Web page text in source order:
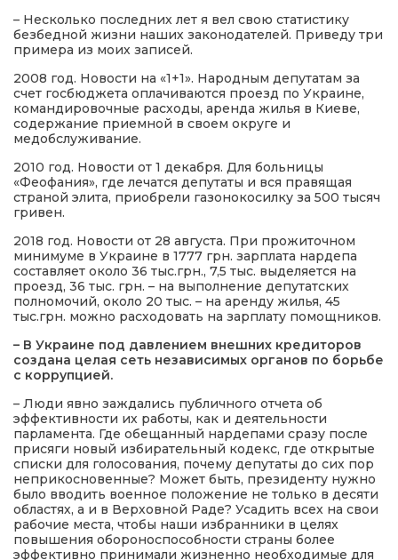
– Несколько последних лет я вел свою статистику
безбедной жизни наших законодателей. Приведу три
примера из моих записей.
2008 год. Новости на «1+1». Народным депутатам за
счет госбюджета оплачиваются проезд по Украине,
командировочные расходы, аренда жилья в Киеве,
содержание приемной в своем округе и
медобслуживание.
2010 год. Новости от 1 декабря. Для больницы
«Феофания», где лечатся депутаты и вся правящая
страной элита, приобрели газонокосилку за 500 тысяч
гривен.
2018 год. Новости от 28 августа. При прожиточном
минимуме в Украине в 1777 грн. зарплата нардепа
составляет около 36 тыс.грн., 7,5 тыс. выделяется на
проезд, 36 тыс. грн. – на выполнение депутатских
полномочий, около 20 тыс. – на аренду жилья, 45
тыс.грн. можно расходовать на зарплату помощников.
– В Украине под давлением внешних кредиторов
создана целая сеть независимых органов по борьбе
с коррупцией.
– Люди явно заждались публичного отчета об
эффективности их работы, как и деятельности
парламента. Где обещанный нардепами сразу после
присяги новый избирательный кодекс, где открытые
списки для голосования, почему депутаты до сих пор
неприкосновенные? Может быть, президенту нужно
было вводить военное положение не только в десяти
областях, а и в Верховной Раде? Усадить всех на свои
рабочие места, чтобы наши избранники в целях
повышения обороноспособности страны более
эффективно принимали жизненно необходимые для